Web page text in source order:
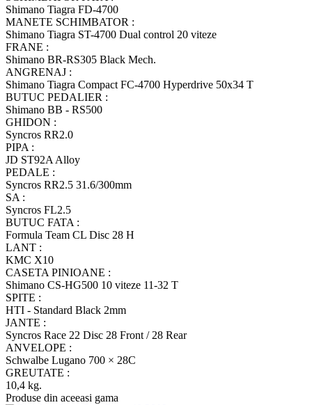
Shimano Tiagra FD-4700
MANETE SCHIMBATOR :
Shimano Tiagra ST-4700 Dual control 20 viteze
FRANE :
Shimano BR-RS305 Black Mech.
ANGRENAJ :
Shimano Tiagra Compact FC-4700 Hyperdrive 50x34 T
BUTUC PEDALIER :
Shimano BB - RS500
GHIDON :
Syncros RR2.0
PIPA :
JD ST92A Alloy
PEDALE :
Syncros RR2.5 31.6/300mm
SA :
Syncros FL2.5
BUTUC FATA :
Formula Team CL Disc 28 H
LANT :
KMC X10
CASETA PINIOANE :
Shimano CS-HG500 10 viteze 11-32 T
SPITE :
HTI - Standard Black 2mm
JANTE :
Syncros Race 22 Disc 28 Front / 28 Rear
ANVELOPE :
Schwalbe Lugano 700 × 28C
GREUTATE :
10,4 kg.
Produse din aceeasi gama